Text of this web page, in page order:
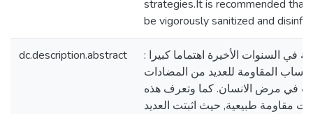
strategies.It is recommended
be vigorously sanitized and
dc.description.abstract
: تلقت الراكدة البومانية في السنوات الأخيرة اهتماما كبيرا
المقاومة للعديد من المضادات
في مرض الانسان. كما وتعرف هذه
اليات مقاومة طبيعية, حيث اثبتت العديد